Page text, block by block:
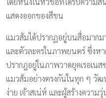
แสดงออกของสีขน
แมวส้มได้ปรากฏอยู่บนสื่อมาก
และตัวละครในภาพยนตร์ ซึ่งห
ปรากฎอยู่ในภาพวาดยุคเรอเน
แมวส้มอย่างตรงกันในทุก ๆ วั
ง่าย เจ้าสเน่ห์ และผู้สร้างความ